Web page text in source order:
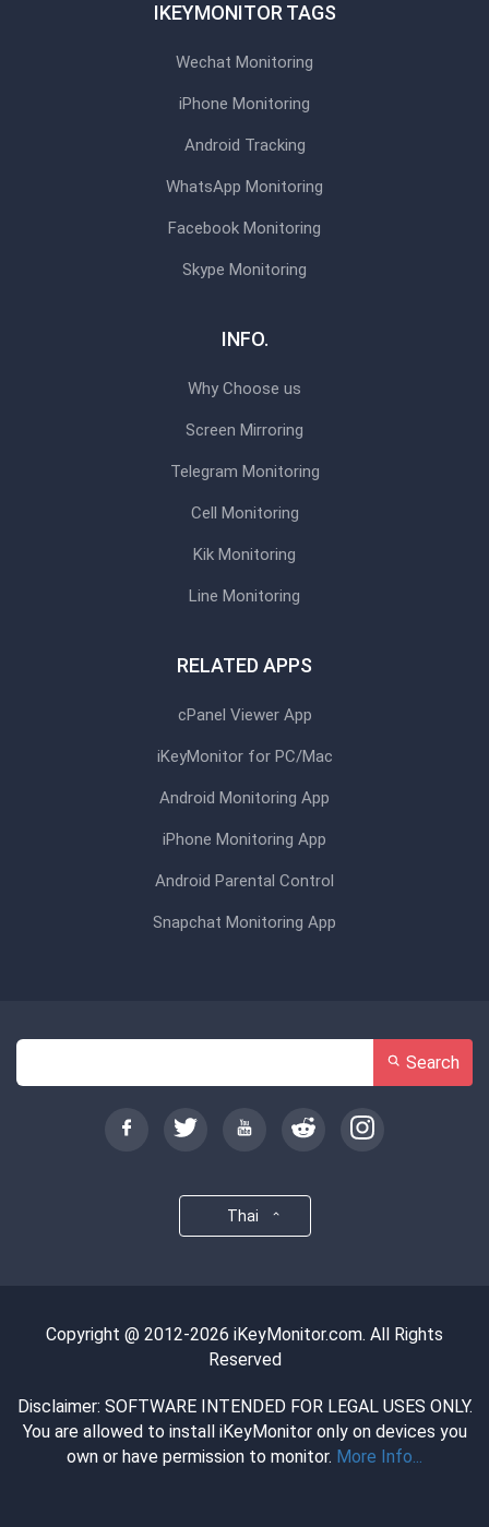
IKEYMONITOR TAGS
Wechat Monitoring
iPhone Monitoring
Android Tracking
WhatsApp Monitoring
Facebook Monitoring
Skype Monitoring
INFO.
Why Choose us
Screen Mirroring
Telegram Monitoring
Cell Monitoring
Kik Monitoring
Line Monitoring
RELATED APPS
cPanel Viewer App
iKeyMonitor for PC/Mac
Android Monitoring App
iPhone Monitoring App
Android Parental Control
Snapchat Monitoring App
Search
Thai
Copyright @ 2012-2026 iKeyMonitor.com. All Rights
Reserved
Disclaimer: SOFTWARE INTENDED FOR LEGAL USES ONLY.
You are allowed to install iKeyMonitor only on devices you
own or have permission to monitor. More Info...